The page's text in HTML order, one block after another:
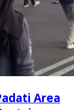
Area